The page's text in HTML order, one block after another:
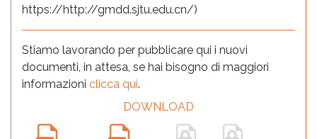
https://http://gmdd.sjtu.edu.cn/)
Stiamo lavorando per pubblicare qui i nuovi
documenti, in attesa, se hai bisogno di maggiori
informazioni clicca qui.
DOWNLOAD